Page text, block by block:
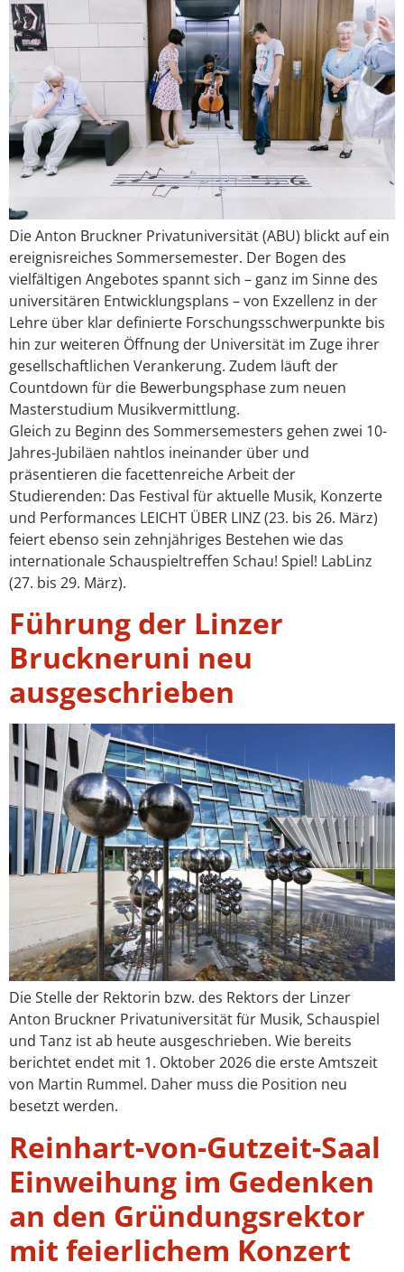
Die Anton Bruckner Privatuniversität (ABU) blickt auf ein
ereignisreiches Sommersemester. Der Bogen des
vielfältigen Angebotes spannt sich – ganz im Sinne des
universitären Entwicklungsplans – von Exzellenz in der
Lehre über klar definierte Forschungsschwerpunkte bis
hin zur weiteren Öffnung der Universität im Zuge ihrer
gesellschaftlichen Verankerung. Zudem läuft der
Countdown für die Bewerbungsphase zum neuen
Masterstudium Musikvermittlung.
Gleich zu Beginn des Sommersemesters gehen zwei 10-
Jahres-Jubiläen nahtlos ineinander über und
präsentieren die facettenreiche Arbeit der
Studierenden: Das Festival für aktuelle Musik, Konzerte
und Performances LEICHT ÜBER LINZ (23. bis 26. März)
feiert ebenso sein zehnjähriges Bestehen wie das
internationale Schauspieltreffen Schau! Spiel! LabLinz
(27. bis 29. März).
Führung der Linzer
Bruckneruni neu
ausgeschrieben
Die Stelle der Rektorin bzw. des Rektors der Linzer
Anton Bruckner Privatuniversität für Musik, Schauspiel
und Tanz ist ab heute ausgeschrieben. Wie bereits
berichtet endet mit 1. Oktober 2026 die erste Amtszeit
von Martin Rummel. Daher muss die Position neu
besetzt werden.
Reinhart-von-Gutzeit-Saal
Einweihung im Gedenken
an den Gründungsrektor
mit feierlichem Konzert